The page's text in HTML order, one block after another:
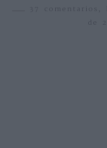
37 comentarios,
de